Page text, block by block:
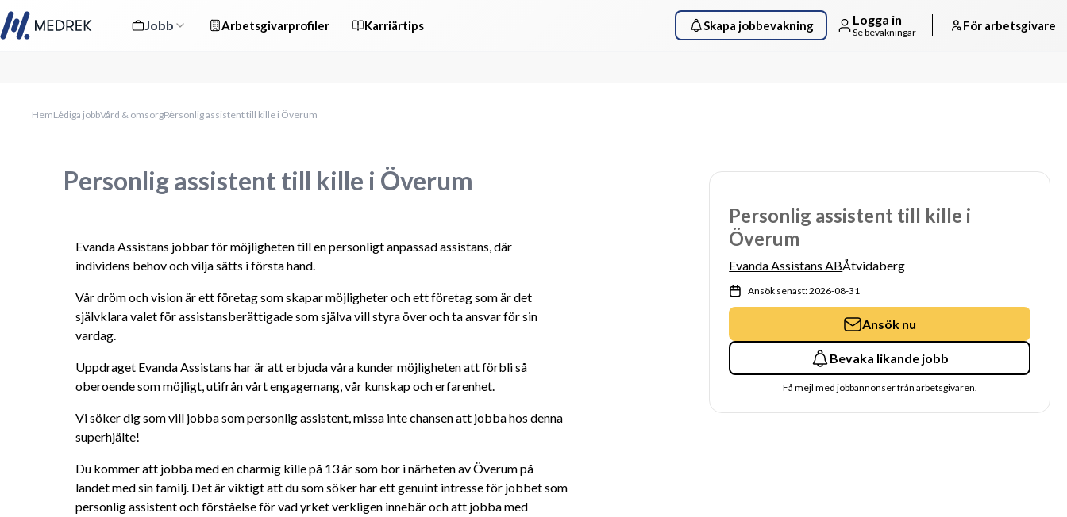
Jobb Arbetsgivarprofiler Karriärtips Skapa jobbevakning Logga in
Se bevakningar För arbetsgivare
HemLediga jobbVård & omsorgPersonlig assistent till kille i Överum
Personlig assistent till kille i Överum
Evanda Assistans jobbar för möjligheten till en personligt anpassad assistans, där
individens behov och vilja sätts i första hand.
Vår dröm och vision är ett företag som skapar möjligheter och ett företag som är det
självklara valet för assistansberättigade som själva vill styra över och ta ansvar för sin
vardag.
Uppdraget Evanda Assistans har är att erbjuda våra kunder möjligheten att förbli så
oberoende som möjligt, utifrån vårt engagemang, vår kunskap och erfarenhet.
Vi söker dig som vill jobba som personlig assistent, missa inte chansen att jobba hos denna
superhjälte!
Du kommer att jobba med en charmig kille på 13 år som bor i närheten av Överum på
landet med sin familj. Det är viktigt att du som söker har ett genuint intresse för jobbet som
personlig assistent och förståelse för vad yrket verkligen innebär och att jobba med
Personlig assistent till kille i
Överum
Evanda Assistans ABÅtvidaberg
Ansök senast: 2026-08-31
Ansök nu
Bevaka likande jobb
Få mejl med jobbannonser från arbetsgivaren.